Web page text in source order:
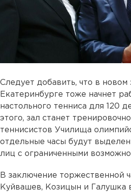
Следует добавить, что в новом
Екатеринбурге тоже начнет
настольного тенниса для 120
этого, зал станет
теннисистов Училища
отдельные часы будут
лиц с ограниченными
В заключение торжественной
Куйвашев, Козицын и Галушка